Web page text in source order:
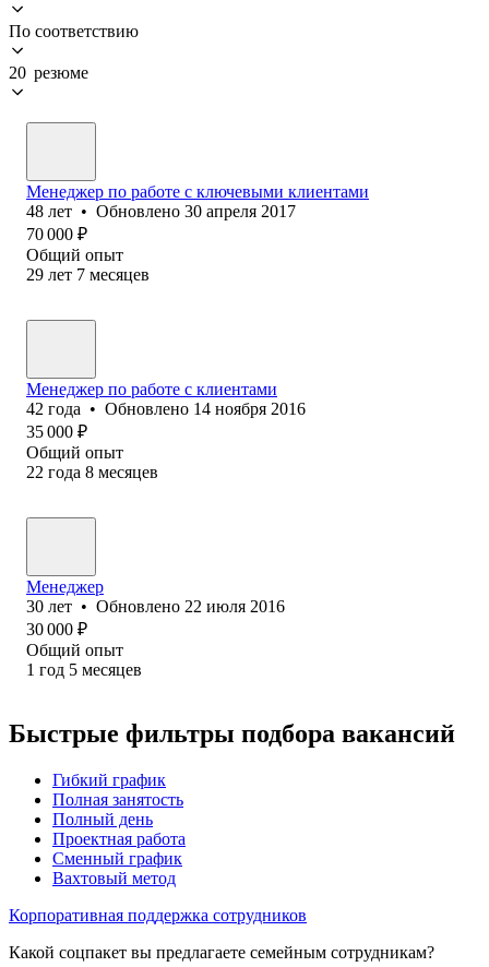
По соответствию
20 резюме
Менеджер по работе с ключевыми клиентами
48 лет • Обновлено 30 апреля 2017
70 000 ₽
Общий опыт
29 лет 7 месяцев
Менеджер по работе с клиентами
42 года • Обновлено 14 ноября 2016
35 000 ₽
Общий опыт
22 года 8 месяцев
Менеджер
30 лет • Обновлено 22 июля 2016
30 000 ₽
Общий опыт
1 год 5 месяцев
Быстрые фильтры подбора вакансий
Гибкий график
Полная занятость
Полный день
Проектная работа
Сменный график
Вахтовый метод
Корпоративная поддержка сотрудников
Какой соцпакет вы предлагаете семейным сотрудникам?